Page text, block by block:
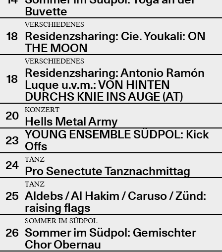
Buvette
18
VERSCHIEDENES
Residenzsharing: Cie. Youkali: ON
THE MOON
18
VERSCHIEDENES
Residenzsharing: Antonio Ramón
Luque u.v.m.: VON HINTEN
DURCHS KNIE INS AUGE (AT)
20
KONZERT
Hells Metal Army
23 YOUNG ENSEMBLE SÜDPOL: Kick
Offs
24
TANZ
Pro Senectute Tanznachmittag
25
TANZ
Aldebs / Al Hakim / Caruso / Zünd:
raising flags
26
SOMMER IM SÜDPOL
Sommer im Südpol: Gemischter
Chor Obernau